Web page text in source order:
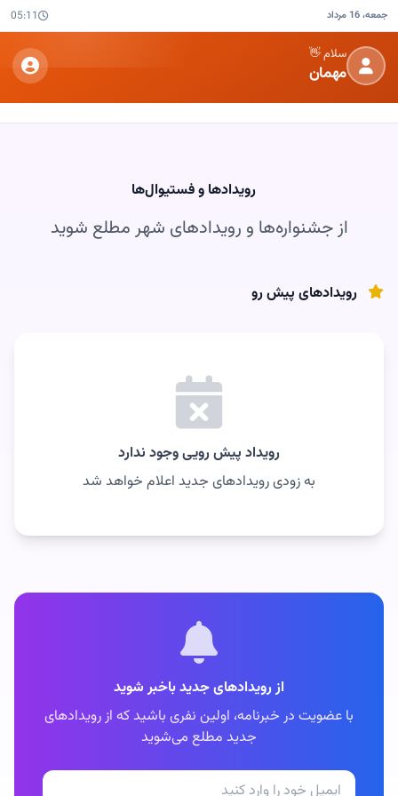
جمعه، 16 مرداد 05:11
سلام 👋
مهمان
رویدادها و فستیوال‌ها
از جشنواره‌ها و رویدادهای شهر مطلع شوید
رویدادهای پیش رو
رویداد پیش رویی وجود ندارد
به زودی رویدادهای جدید اعلام خواهد شد
از رویدادهای جدید باخبر شوید
با عضویت در خبرنامه، اولین نفری باشید که از رویدادهای
جدید مطلع می‌شوید